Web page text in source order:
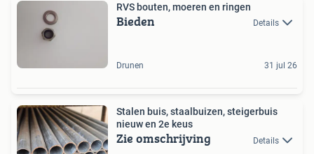
RVS bouten, moeren en ringen
Bieden Details
Drunen 31 jul 26
Stalen buis, staalbuizen, steigerbuis
nieuw en 2e keus
Zie omschrijving Details